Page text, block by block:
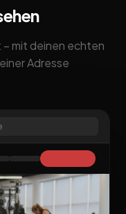
– mit deinen echten
Adresse